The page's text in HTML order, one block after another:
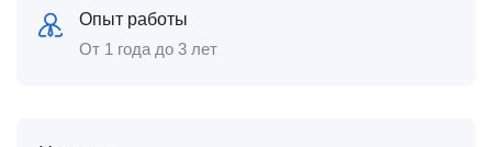
Опыт работы
От 1 года до 3 лет